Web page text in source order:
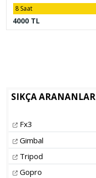
8 Saat
4000 TL
SIKÇA ARANANLAR
Fx3
Gimbal
Tripod
Gopro